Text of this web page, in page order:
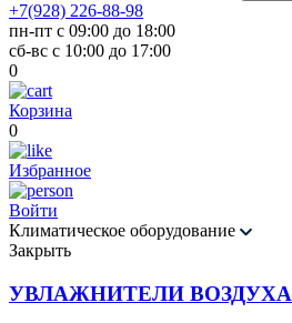
+7(928) 226-88-98
пн-пт с 09:00 до 18:00
сб-вс с 10:00 до 17:00
0
Корзина
0
Избранное
Войти
Климатическое оборудование
Закрыть
УВЛАЖНИТЕЛИ ВОЗДУХА